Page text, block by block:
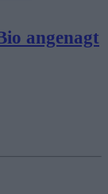
angenagt